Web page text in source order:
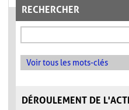
RECHERCHER
Voir tous les mots-clés
DÉROULEMENT DE